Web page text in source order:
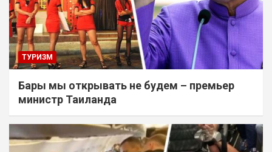
ТУРИЗМ
Бары мы открывать не будем – премьер
министр Таиланда